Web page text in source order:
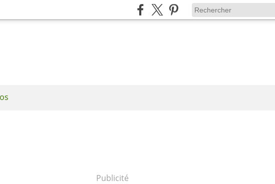
Publicité